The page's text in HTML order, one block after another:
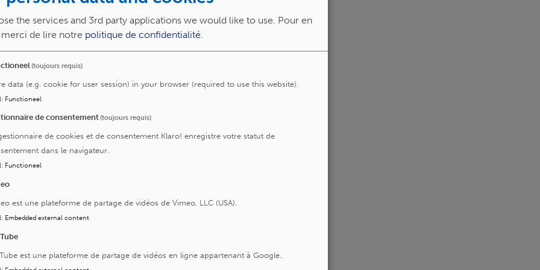
laten ondertekenen waarin toestemming wordt
in onze oude applicatie "StLuc@Home". Deze
u automatisch toegang tot Saint-Luc Pro. U vindt er ook
van de website Saint-Luc Pro.
van de patiënt
van de arts
the services and 3rd party applications we would like to use. Pour en
merci de lire notre politique de confidentialité.
(toujours requis)
data (e.g. cookie for user session) in your browser (required to use this website).
: Functioneel
de consentement(toujours requis)
de cookies et de consentement Klaro! enregistre votre statut de
dans le navigateur.
: Functioneel
est une plateforme de partage de vidéos de Vimeo, LLC (USA).
: Embedded external content
est une plateforme de partage de vidéos en ligne appartenant à Google.